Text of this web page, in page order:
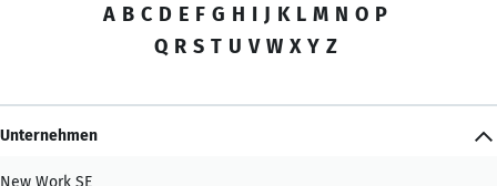
A B C D E F G H I J K L M N O P
Q R S T U V W X Y Z
Unternehmen
New Work SE